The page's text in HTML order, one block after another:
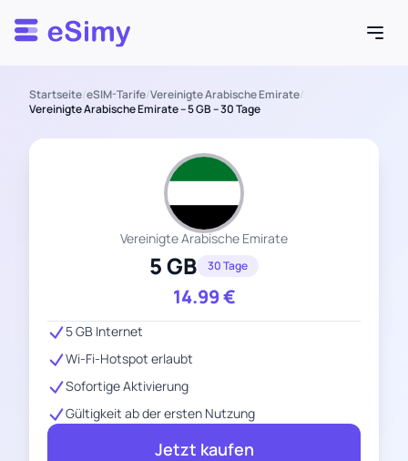
Esimy
Startseite/eSIM-Tarife/Vereinigte Arabische Emirate/
Vereinigte Arabische Emirate – 5 GB – 30 Tage
Vereinigte Arabische Emirate
5 GB 30 Tage
14.99€
5 GB Internet
Wi-Fi-Hotspot erlaubt
Sofortige Aktivierung
Gültigkeit ab der ersten Nutzung
Jetzt kaufen